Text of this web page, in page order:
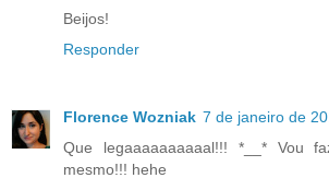
Beijos!
Responder
Florence Wozniak 7 de janeiro de
Que legaaaaaaaaaal!!! *__* Vou
mesmo!!! hehe